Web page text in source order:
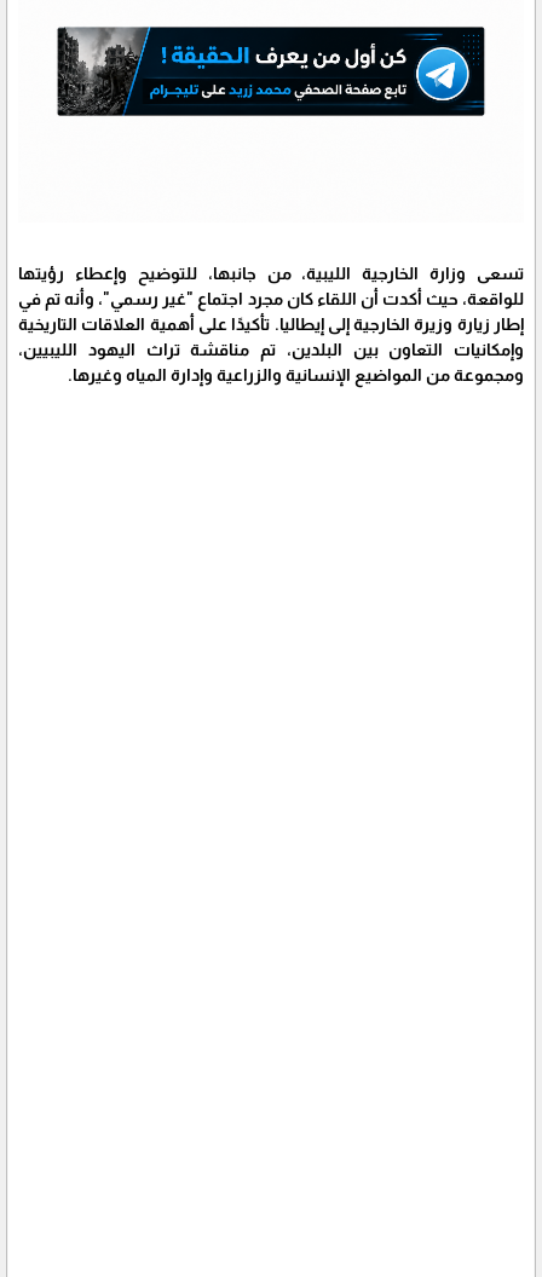
تسعى وزارة الخارجية الليبية، من جانبها، للتوضيح وإعطاء رؤيتها
للواقعة، حيث أكدت أن اللقاء كان مجرد اجتماع "غير رسمي"، وأنه تم في
إطار زيارة وزيرة الخارجية إلى إيطاليا. تأكيدًا على أهمية العلاقات التاريخية
وإمكانيات التعاون بين البلدين، تم مناقشة تراث اليهود الليبيين،
ومجموعة من المواضيع الإنسانية والزراعية وإدارة المياه وغيرها.